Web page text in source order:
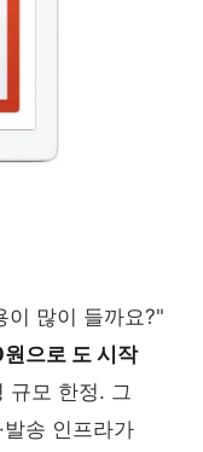
이 많이 들까요?"
으로 도 시작
규모 한정. 그
발송 인프라가